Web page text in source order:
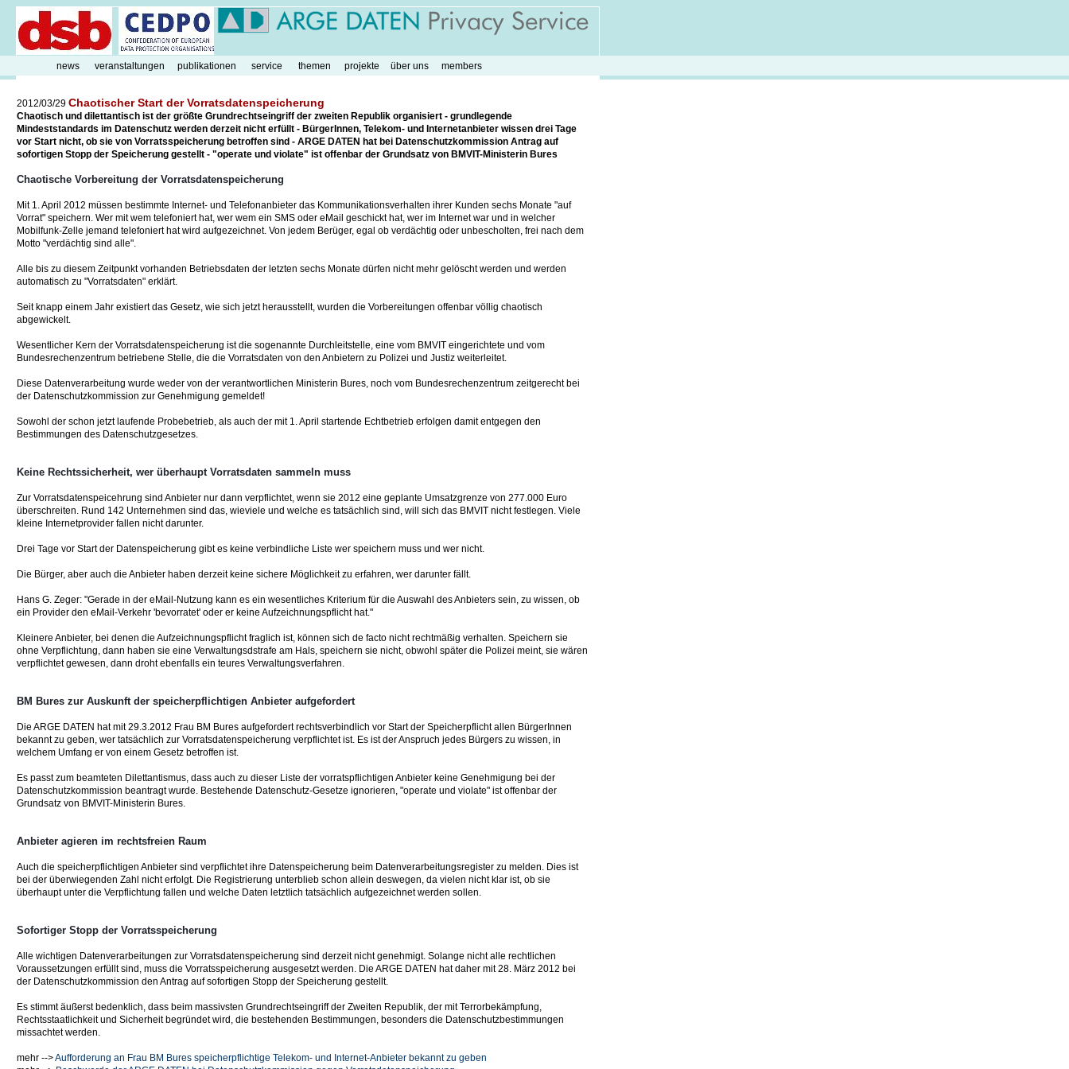
2012/03/29 Chaotischer Start der Vorratsdatenspeicherung
Chaotisch und dilettantisch ist der größte Grundrechtseingriff der zweiten Republik organisiert - grundlegende
Mindeststandards im Datenschutz werden derzeit nicht erfüllt - BürgerInnen, Telekom- und Internetanbieter wissen drei Tage
vor Start nicht, ob sie von Vorratsspeicherung betroffen sind - ARGE DATEN hat bei Datenschutzkommission Antrag auf
sofortigen Stopp der Speicherung gestellt - "operate und violate" ist offenbar der Grundsatz von BMVIT-Ministerin Bures
Chaotische Vorbereitung der Vorratsdatenspeicherung
Mit 1. April 2012 müssen bestimmte Internet- und Telefonanbieter das Kommunikationsverhalten ihrer Kunden sechs Monate "auf
Vorrat" speichern. Wer mit wem telefoniert hat, wer wem ein SMS oder eMail geschickt hat, wer im Internet war und in welcher
Mobilfunk-Zelle jemand telefoniert hat wird aufgezeichnet. Von jedem Berüger, egal ob verdächtig oder unbescholten, frei nach dem
Motto "verdächtig sind alle".
Alle bis zu diesem Zeitpunkt vorhanden Betriebsdaten der letzten sechs Monate dürfen nicht mehr gelöscht werden und werden
automatisch zu "Vorratsdaten" erklärt.
Seit knapp einem Jahr existiert das Gesetz, wie sich jetzt herausstellt, wurden die Vorbereitungen offenbar völlig chaotisch
abgewickelt.
Wesentlicher Kern der Vorratsdatenspeicherung ist die sogenannte Durchleitstelle, eine vom BMVIT eingerichtete und vom
Bundesrechenzentrum betriebene Stelle, die die Vorratsdaten von den Anbietern zu Polizei und Justiz weiterleitet.
Diese Datenverarbeitung wurde weder von der verantwortlichen Ministerin Bures, noch vom Bundesrechenzentrum zeitgerecht bei
der Datenschutzkommission zur Genehmigung gemeldet!
Sowohl der schon jetzt laufende Probebetrieb, als auch der mit 1. April startende Echtbetrieb erfolgen damit entgegen den
Bestimmungen des Datenschutzgesetzes.
Keine Rechtssicherheit, wer überhaupt Vorratsdaten sammeln muss
Zur Vorratsdatenspeicehrung sind Anbieter nur dann verpflichtet, wenn sie 2012 eine geplante Umsatzgrenze von 277.000 Euro
überschreiten. Rund 142 Unternehmen sind das, wieviele und welche es tatsächlich sind, will sich das BMVIT nicht festlegen. Viele
kleine Internetprovider fallen nicht darunter.
Drei Tage vor Start der Datenspeicherung gibt es keine verbindliche Liste wer speichern muss und wer nicht.
Die Bürger, aber auch die Anbieter haben derzeit keine sichere Möglichkeit zu erfahren, wer darunter fällt.
Hans G. Zeger: "Gerade in der eMail-Nutzung kann es ein wesentliches Kriterium für die Auswahl des Anbieters sein, zu wissen, ob
ein Provider den eMail-Verkehr 'bevorratet' oder er keine Aufzeichnungspflicht hat."
Kleinere Anbieter, bei denen die Aufzeichnungspflicht fraglich ist, können sich de facto nicht rechtmäßig verhalten. Speichern sie
ohne Verpflichtung, dann haben sie eine Verwaltungsdstrafe am Hals, speichern sie nicht, obwohl später die Polizei meint, sie wären
verpflichtet gewesen, dann droht ebenfalls ein teures Verwaltungsverfahren.
BM Bures zur Auskunft der speicherpflichtigen Anbieter aufgefordert
Die ARGE DATEN hat mit 29.3.2012 Frau BM Bures aufgefordert rechtsverbindlich vor Start der Speicherpflicht allen BürgerInnen
bekannt zu geben, wer tatsächlich zur Vorratsdatenspeicherung verpflichtet ist. Es ist der Anspruch jedes Bürgers zu wissen, in
welchem Umfang er von einem Gesetz betroffen ist.
Es passt zum beamteten Dilettantismus, dass auch zu dieser Liste der vorratspflichtigen Anbieter keine Genehmigung bei der
Datenschutzkommission beantragt wurde. Bestehende Datenschutz-Gesetze ignorieren, "operate und violate" ist offenbar der
Grundsatz von BMVIT-Ministerin Bures.
Anbieter agieren im rechtsfreien Raum
Auch die speicherpflichtigen Anbieter sind verpflichtet ihre Datenspeicherung beim Datenverarbeitungsregister zu melden. Dies ist
bei der überwiegenden Zahl nicht erfolgt. Die Registrierung unterblieb schon allein deswegen, da vielen nicht klar ist, ob sie
überhaupt unter die Verpflichtung fallen und welche Daten letztlich tatsächlich aufgezeichnet werden sollen.
Sofortiger Stopp der Vorratsspeicherung
Alle wichtigen Datenverarbeitungen zur Vorratsdatenspeicherung sind derzeit nicht genehmigt. Solange nicht alle rechtlichen
Voraussetzungen erfüllt sind, muss die Vorratsspeicherung ausgesetzt werden. Die ARGE DATEN hat daher mit 28. März 2012 bei
der Datenschutzkommission den Antrag auf sofortigen Stopp der Speicherung gestellt.
Es stimmt äußerst bedenklich, dass beim massivsten Grundrechtseingriff der Zweiten Republik, der mit Terrorbekämpfung,
Rechtsstaatlichkeit und Sicherheit begründet wird, die bestehenden Bestimmungen, besonders die Datenschutzbestimmungen
missachtet werden.
mehr -->Aufforderung an Frau BM Bures speicherpflichtige Telekom- und Internet-Anbieter bekannt zu geben
news veranstaltungen publikationen service themen projekte über uns members